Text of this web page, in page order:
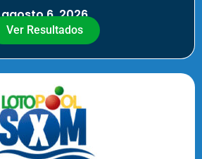
agosto 6, 2026
Ver Resultados